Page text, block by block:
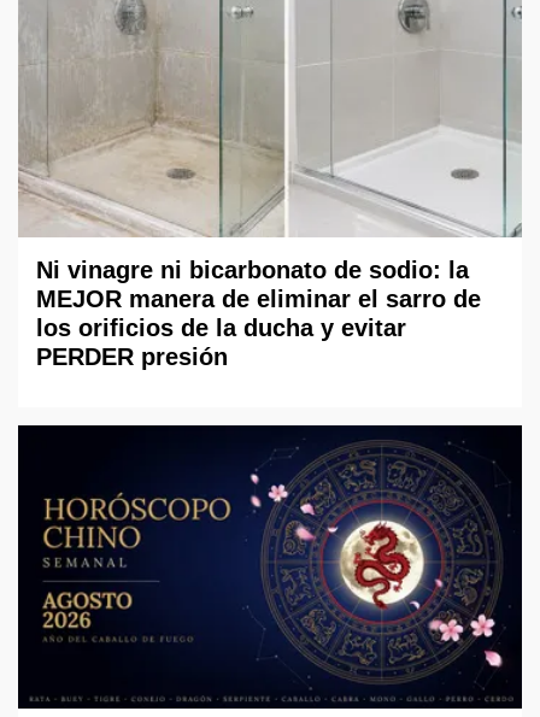
Ni vinagre ni bicarbonato de sodio: la
MEJOR manera de eliminar el sarro de
los orificios de la ducha y evitar
PERDER presión